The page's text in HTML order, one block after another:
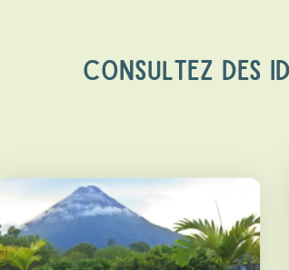
CONSULTEZ DES